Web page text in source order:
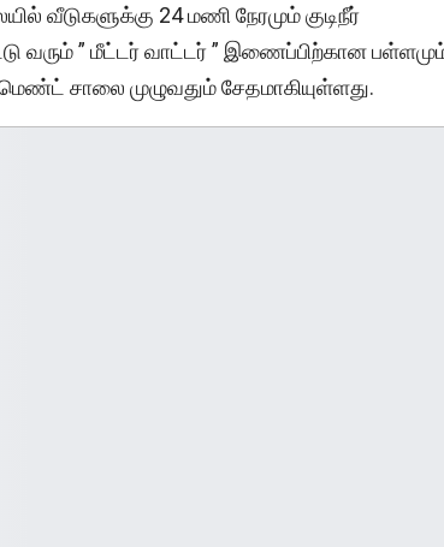
வீடுகளுக்கு 24 மணி நேரமும் குடிநீர்
வரும் ” மீட்டர் வாட்டர் ” இணைப்பிற்கான
சாலை முழுவதும் சேதமாகியுள்ளது.